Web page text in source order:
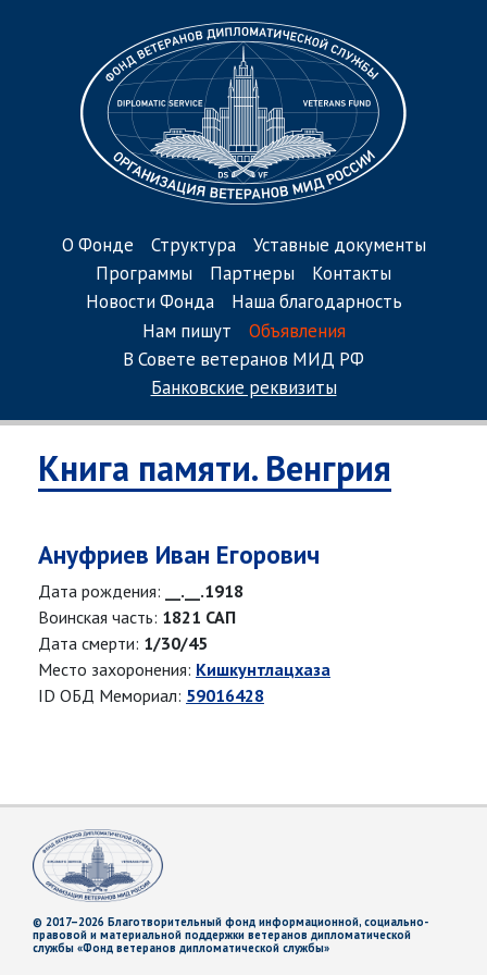
О Фонде Структура
Уставные документы
Программы
Партнеры
Контакты
Новости Фонда
Наша благодарность
Нам пишут
Объявления
В Совете ветеранов МИД РФ
Банковские реквизиты
Книга памяти. Венгрия
Ануфриев Иван Егорович
Дата рождения:
__.__.1918
Воинская часть: 1821 САП
Дата смерти: 1/30/45
Место захоронения: Кишкунтлацхаза
ID ОБД Мемориал: 59016428
© 2017–2026 Благотворительный фонд информационной, социально-
правовой и материальной поддержки ветеранов дипломатической
службы «Фонд ветеранов дипломатической службы»